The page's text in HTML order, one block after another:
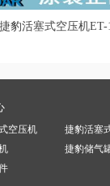
豹活塞式空压机ET-
空压机
捷豹活塞
捷豹储气